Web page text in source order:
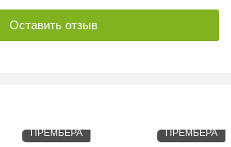
Оставить отзыв
ПРЕМЬЕРА ПРЕМЬЕРА